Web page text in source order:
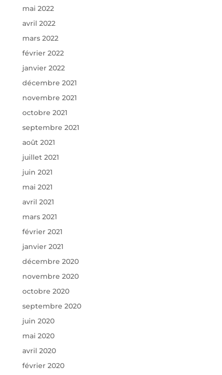
mai 2022
avril 2022
mars 2022
février 2022
janvier 2022
décembre 2021
novembre 2021
octobre 2021
septembre 2021
août 2021
juillet 2021
juin 2021
mai 2021
avril 2021
mars 2021
février 2021
janvier 2021
décembre 2020
novembre 2020
octobre 2020
septembre 2020
juin 2020
mai 2020
avril 2020
février 2020